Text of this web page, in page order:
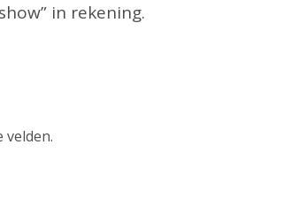
in rekening.
velden.